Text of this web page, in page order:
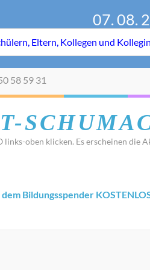
07. 08.
58 59 31
links-oben klicken. Es erscheinen die
Bildungsspender